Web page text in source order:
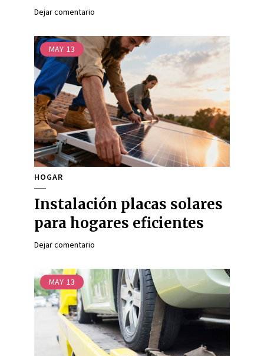
Dejar comentario
MAY 13
HOGAR
Instalación placas solares
para hogares eficientes
Dejar comentario
MAY 13